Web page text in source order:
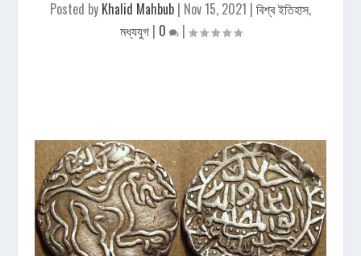
Posted by Khalid Mahbub | Nov 15, 2021 | বিশ্ব ইতিহাস,
মধ্যযুগ| 0 |